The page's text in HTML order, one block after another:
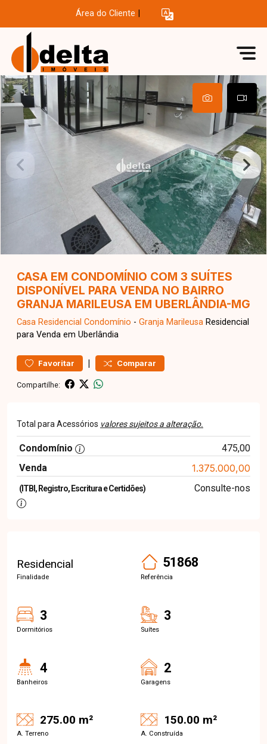
Área do Cliente
CASA EM CONDOMÍNIO COM 3 SUÍTES
DISPONÍVEL PARA VENDA NO BAIRRO
GRANJA MARILEUSA EM UBERLÂNDIA-MG
Casa Residencial Condomínio - Granja Marileusa Residencial
para Venda em Uberlândia
Favoritar | Comparar
Compartilhe:
Total para Acessórios valores sujeitos a alteração.
Condomínio
475,00
Venda
1.375.000,00
(ITBI, Registro, Escritura e Certidões) Consulte-nos
Residencial
Finalidade
51868
Referência
3
Dormitórios
3
Suítes
4
Banheiros
2
Garagens
275.00 m²
A. Terreno
150.00 m²
A. Construída